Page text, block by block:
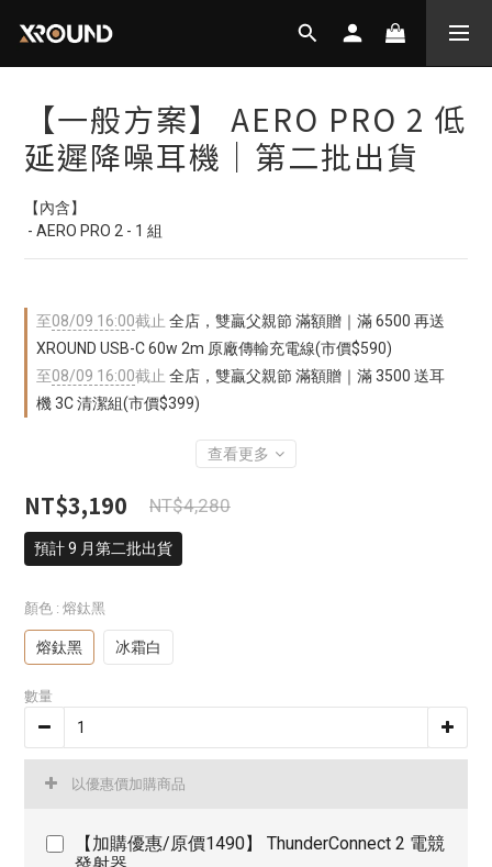
【一般方案】 AERO PRO 2 低
延遲降噪耳機｜第二批出貨
【內含】
- AERO PRO 2 - 1 組
至08/09 16:00截止 全店，雙贏父親節 滿額贈｜滿 6500 再送
XROUND USB-C 60w 2m 原廠傳輸充電線(市價$590)
至08/09 16:00截止 全店，雙贏父親節 滿額贈｜滿 3500 送耳
機 3C 清潔組(市價$399)
查看更多
NT$3,190 NT$4,280
預計 9 月第二批出貨
顏色 : 熔鈦黑
熔鈦黑 冰霜白
數量
以優惠價加購商品
【加購優惠/原價1490】 ThunderConnect 2 電競